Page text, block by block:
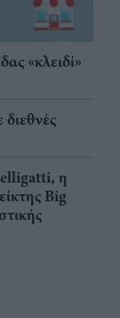
«κλειδί»
η
Big